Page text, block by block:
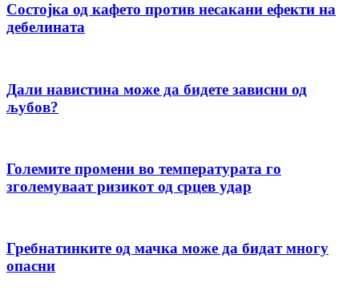
Состојка од кафето против несакани ефекти на
дебелината
Дали навистина може да бидете зависни од
љубов?
Големите промени во температурата го
зголемуваат ризикот од срцев удар
Гребнатинките од мачка може да бидат многу
опасни